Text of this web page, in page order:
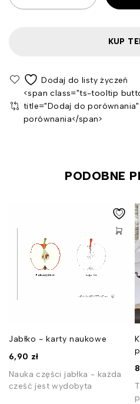
KUP
<span class="ts-tooltip
title="Dodaj do
porównania</span>
PODOBNE
Jabłko - karty naukowe
6,90 zł
Nauka części jabłka - każda
cześć jest wydobyta